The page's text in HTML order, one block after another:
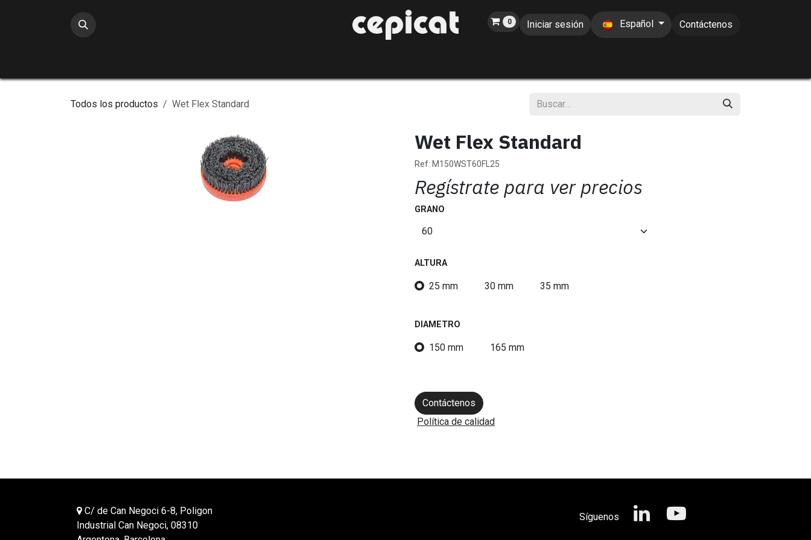
0 Iniciar sesión Español Contáctenos
Todos los productos Wet Flex Standard
Wet Flex Standard
Ref: M150WST60FL25
Regístrate para ver precios
GRANO
ALTURA
25 mm 30 mm 35 mm
DIAMETRO
150 mm 165 mm
Contáctenos
Política de calidad
C/ de Can Negoci 6-8, Poligon
Industrial Can Negoci, 08310
Síguenos